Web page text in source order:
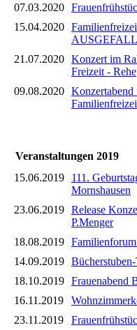
07.03.2020
15.04.2020
21.07.2020 Konzert im
Freizeit - Rehe
09.08.2020 Konzertabend
Veranstaltungen 2019
15.06.2019
111.
Mornshausen
23.06.2019 Release
P.Menger
18.08.2019
14.09.2019
18.10.2019 Frauenabend
16.11.2019
23.11.2019